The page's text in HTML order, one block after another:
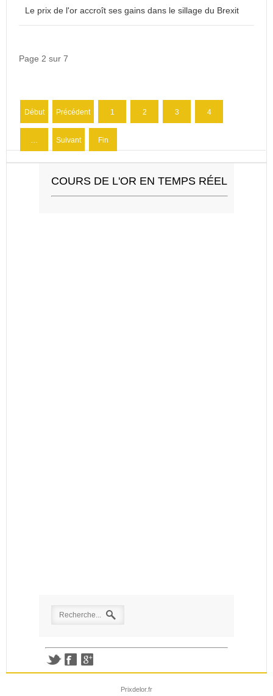
Le prix de l'or accroît ses gains dans le sillage du Brexit
Page 2 sur 7
Début Précédent 1 2 3 4
… Suivant Fin
COURS DE L'OR EN TEMPS RÉEL
Prixdelor.fr